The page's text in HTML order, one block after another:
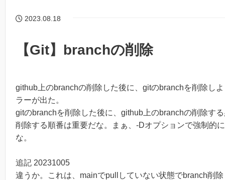
2023.08.18
【Git】branchの削除
github上のbranchの削除した後に、gitのbranchを削除し
ラーが出た。
gitのbranchを削除した後に、github上のbranchの削除す
削除する順番は重要だな。まぁ、-Dオプションで強制的
な。
追記 20231005
違うか。これは、mainでpullしていない状態でbranch削